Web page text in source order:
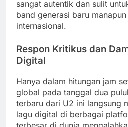
sangat autentik dan sulit
band generasi baru
internasional.
Respon Kritikus dan
Digital
Hanya dalam hitungan jam
global pada tanggal dua
terbaru dari U2 ini langsung
lagu digital di berbagai